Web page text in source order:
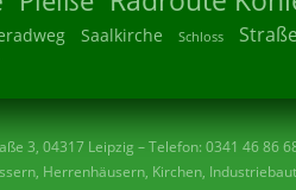
Saalkirche Schloss
3, 04317 Leipzig – Telefon: 0341 46 86
Herrenhäusern, Kirchen,